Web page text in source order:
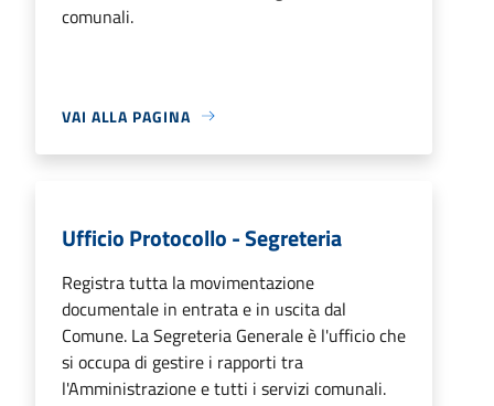
comunali.
VAI ALLA PAGINA
Ufficio Protocollo - Segreteria
Registra tutta la movimentazione
documentale in entrata e in uscita dal
Comune. La Segreteria Generale è l'ufficio che
si occupa di gestire i rapporti tra
l'Amministrazione e tutti i servizi comunali.